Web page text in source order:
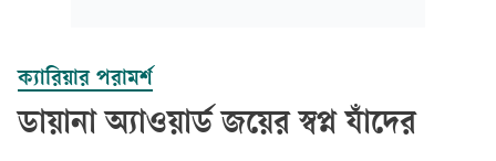
ক্যারিয়ার পরামর্শ
ডায়ানা অ্যাওয়ার্ড জয়ের স্বপ্ন যাঁদের